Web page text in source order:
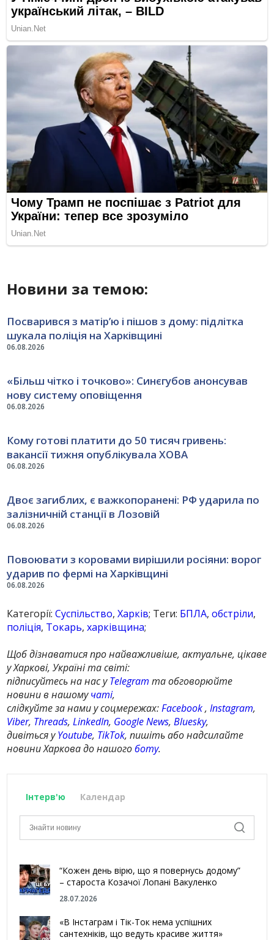
Новини за темою:
06.08.2026
Посварився з матір’ю і пішов з дому: підлітка
шукала поліція на Харківщині
06.08.2026
«Більш чітко і точково»: Синєгубов анонсував
нову систему оповіщення
06.08.2026
Кому готові платити до 50 тисяч гривень:
вакансії тижня опублікувала ХОВА
06.08.2026
Двоє загиблих, є важкопоранені: РФ ударила по
залізничній станції в Лозовій
06.08.2026
Повоювати з коровами вирішили росіяни: ворог
ударив по фермі на Харківщині
Категорії:Суспільство,Харків; Теги: БПЛА,обстріли,
поліція, Токарь,харківщина;
Щоб дізнаватися про найважливіше, актуальне, цікаве
у Харкові, Україні та світі:
підписуйтесь на нас уTelegram та обговорюйте
новини в нашомучаті,
слідкуйте за нами у соцмережах:Facebook,Instagram,
Viber, Threads,LinkedIn, Google News,Bluesky,
дивіться уYoutube, TikTok, пишіть або надсилайте
новини Харкова до нашогоботу.
Інтерв'ю Календар
“Кожен день вірю, що я повернусь додому”
– староста Козачої Лопані Вакуленко
28.07.2026
«В Інстаграм і Тік-Ток нема успішних
сантехніків, що ведуть красиве життя»